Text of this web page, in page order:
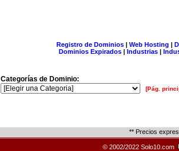
Registro de Dominios| Web Hosting |
Dominios Expirados | Industrias |
Categorías de Dominio:
[Pág.
** Precios
© 2002/2022 Solo10.com